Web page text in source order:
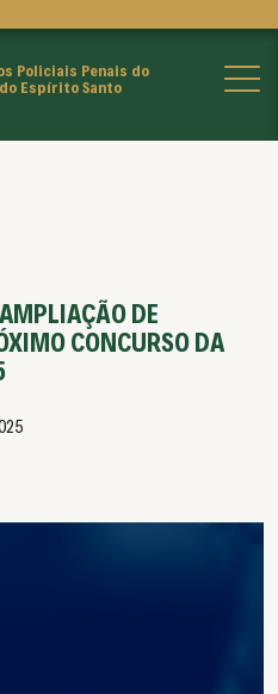
Policiais Penais do
Espírito Santo
DE
CONCURSO DA